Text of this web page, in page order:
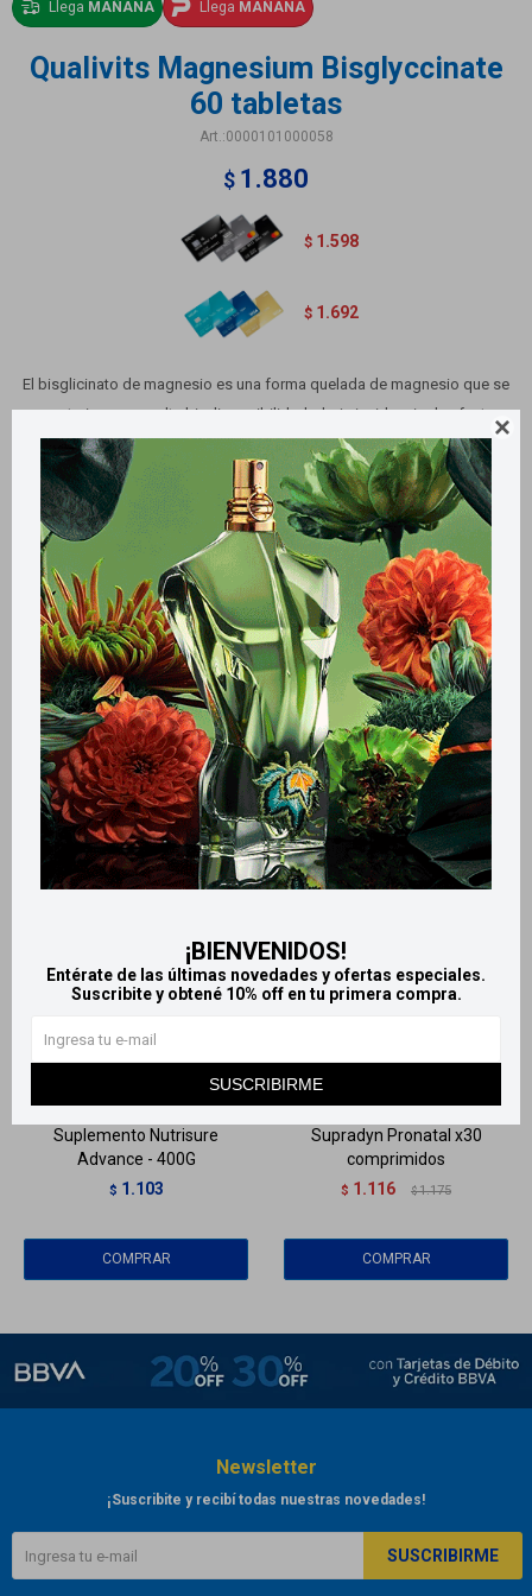

¡BIENVENIDOS!
Entérate de las últimas novedades y ofertas especiales.
Suscribite y obtené 10% off en tu primera compra.
SUSCRIBIRME
Llega MAÑANA Llega MAÑANA
Qualivits Magnesium Bisglyccinate
60 tabletas
0000101000058
$ 1.880
$ 1.598
$ 1.692
El bisglicinato de magnesio es una forma quelada de magnesio que se
caracteriza por su alta biodisponibilidad y baja incidencia de efectos
laxantes. En esta forma, el magnesio se une a dos moléculas de glicina, lo
que facilita su absorción
Métodos y costos de envío
Retiros gratuitos en tiendas
Productos que te pueden interesar
LlegaMAÑANA
Suplemento Nutrisure
Advance - 400G
$ 1.103
Supradyn Pronatal x30
comprimidos
$ 1.116 $ 1.175
Newsletter
¡Suscribite y recibí todas nuestras novedades!
SUSCRIBIRME